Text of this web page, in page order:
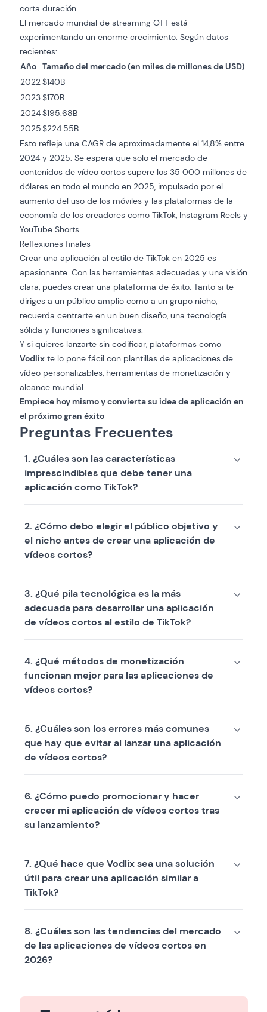
corta duración
El mercado mundial de streaming OTT está
experimentando un enorme crecimiento. Según datos
recientes:
Año Tamaño del mercado (en miles de millones de USD)
2022$140B
2023$170B
2024$195.68B
2025$224.55B
Esto refleja una CAGR de aproximadamente el 14,8% entre
2024 y 2025. Se espera que solo el mercado de
contenidos de vídeo cortos supere los 35 000 millones de
dólares en todo el mundo en 2025, impulsado por el
aumento del uso de los móviles y las plataformas de la
economía de los creadores como TikTok, Instagram Reels y
YouTube Shorts.
Reflexiones finales
Crear una aplicación al estilo de TikTok en 2025 es
apasionante. Con las herramientas adecuadas y una visión
clara, puedes crear una plataforma de éxito. Tanto si te
diriges a un público amplio como a un grupo nicho,
recuerda centrarte en un buen diseño, una tecnología
sólida y funciones significativas.
Y si quieres lanzarte sin codificar, plataformas como
Vodlix te lo pone fácil con plantillas de aplicaciones de
vídeo personalizables, herramientas de monetización y
alcance mundial.
Empiece hoy mismo y convierta su idea de aplicación en
el próximo gran éxito
Preguntas Frecuentes
1. ¿Cuáles son las características
imprescindibles que debe tener una
aplicación como TikTok?
2. ¿Cómo debo elegir el público objetivo y
el nicho antes de crear una aplicación de
vídeos cortos?
3. ¿Qué pila tecnológica es la más
adecuada para desarrollar una aplicación
de vídeos cortos al estilo de TikTok?
4. ¿Qué métodos de monetización
funcionan mejor para las aplicaciones de
vídeos cortos?
5. ¿Cuáles son los errores más comunes
que hay que evitar al lanzar una aplicación
de vídeos cortos?
6. ¿Cómo puedo promocionar y hacer
crecer mi aplicación de vídeos cortos tras
su lanzamiento?
7. ¿Qué hace que Vodlix sea una solución
útil para crear una aplicación similar a
TikTok?
8. ¿Cuáles son las tendencias del mercado
de las aplicaciones de vídeos cortos en
2026?